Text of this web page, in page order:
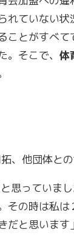
れていない
ことがすべ
そこで、 体
、他団体との
思っていま
その時は私
だと思いま